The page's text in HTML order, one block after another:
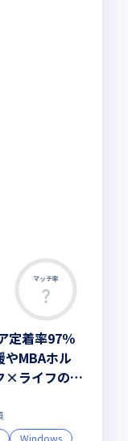
マッチ率
定着率97％
やMBAホル
×ライフのキ
Windows